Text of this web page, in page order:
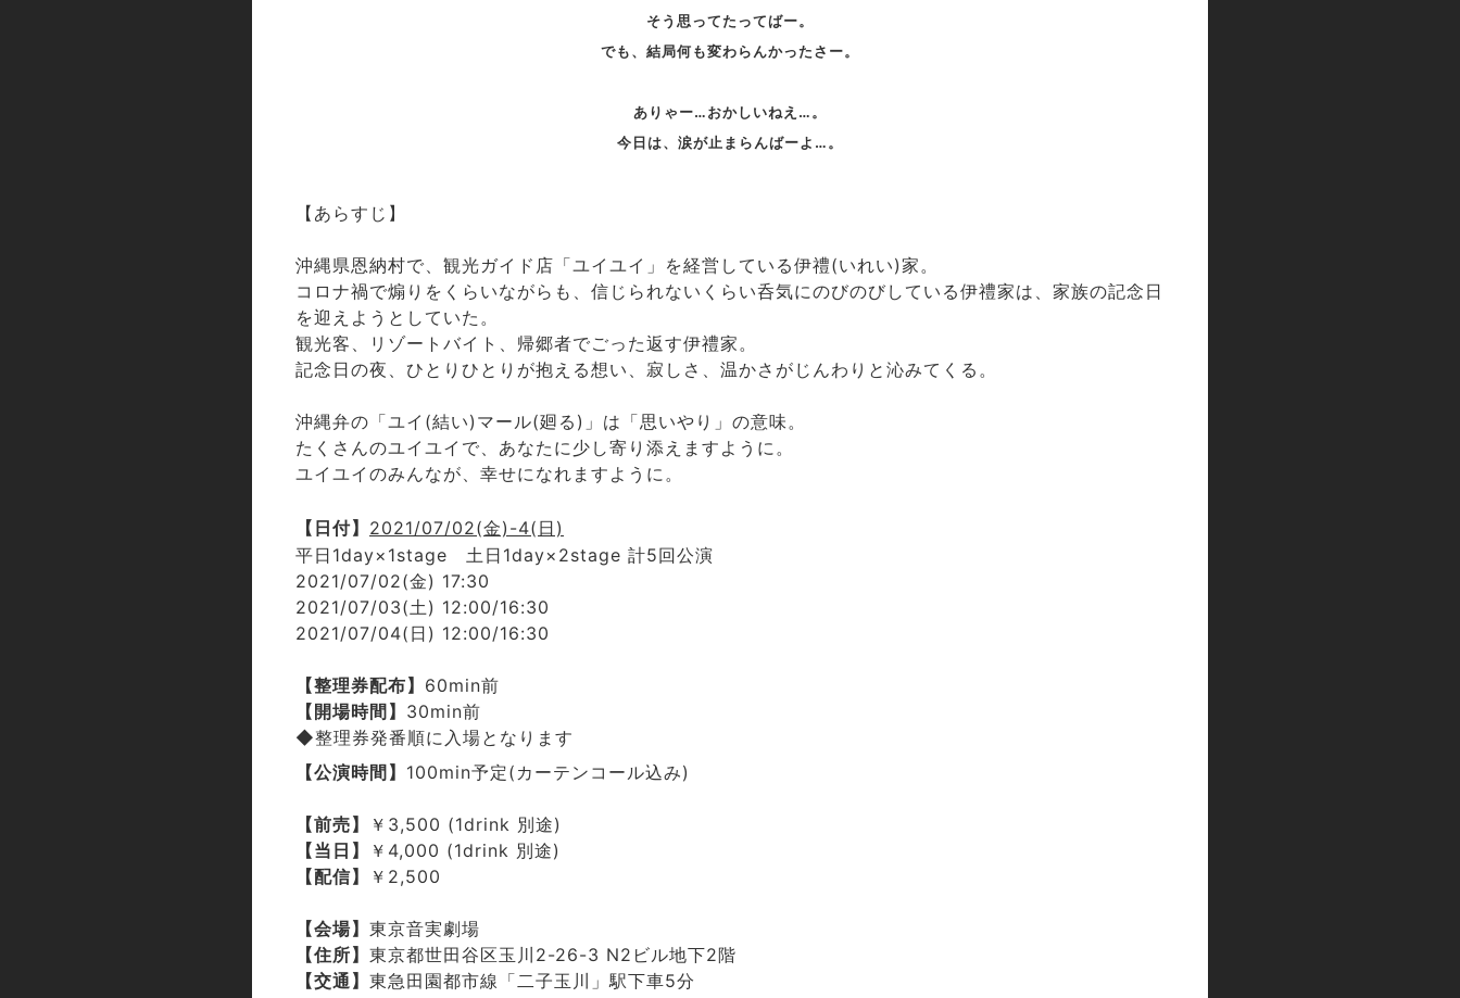
そう思ってたってばー。
でも、結局何も変わらんかったさー。
ありゃー…おかしいねえ…。
今日は、涙が止まらんばーよ…。
【あらすじ】
沖縄県恩納村で、観光ガイド店「ユイユイ」を経営している伊禮(いれい)家。
コロナ禍で煽りをくらいながらも、信じられないくらい呑気にのびのびしている伊禮家は、家族の記念日
を迎えようとしていた。
観光客、リゾートバイト、帰郷者でごった返す伊禮家。
記念日の夜、ひとりひとりが抱える想い、寂しさ、温かさがじんわりと沁みてくる。
沖縄弁の「ユイ(結い)マール(廻る)」は「思いやり」の意味。
たくさんのユイユイで、あなたに少し寄り添えますように。
ユイユイのみんなが、幸せになれますように。
【日付】 2021/07/02(金)-4(日)
平日1day×1stage 土日1day×2stage 計5回公演
2021/07/02(金) 17:30
2021/07/03(土) 12:00/16:30
2021/07/04(日) 12:00/16:30
【整理券配布】 60min前
【開場時間】 30min前
◆整理券発番順に入場となります
【公演時間】 100min予定(カーテンコール込み)
【前売】
￥3,500 (1drink 別途)
【当日】
￥4,000 (1drink 別途)
【配信】
￥2,500
【会場】 東京音実劇場
【住所】 東京都世田谷区玉川2-26-3 N2ビル地下2階
【交通】 東急田園都市線「二子玉川」駅下車5分